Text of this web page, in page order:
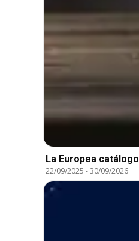
La Europea catálogo
22/09/2025 -30/09/2026